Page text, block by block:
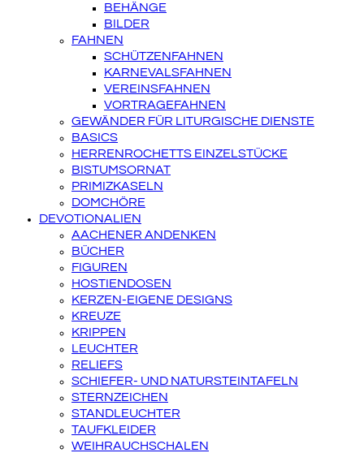
BEHÄNGE
BILDER
FAHNEN
SCHÜTZENFAHNEN
KARNEVALSFAHNEN
VEREINSFAHNEN
VORTRAGEFAHNEN
GEWÄNDER FÜR LITURGISCHE DIENSTE
BASICS
HERRENROCHETTS EINZELSTÜCKE
BISTUMSORNAT
PRIMIZKASELN
DOMCHÖRE
DEVOTIONALIEN
AACHENER ANDENKEN
BÜCHER
FIGUREN
HOSTIENDOSEN
KERZEN-EIGENE DESIGNS
KREUZE
KRIPPEN
LEUCHTER
RELIEFS
SCHIEFER- UND NATURSTEINTAFELN
STERNZEICHEN
STANDLEUCHTER
TAUFKLEIDER
WEIHRAUCHSCHALEN